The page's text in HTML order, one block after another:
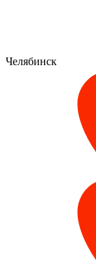
Челябинск